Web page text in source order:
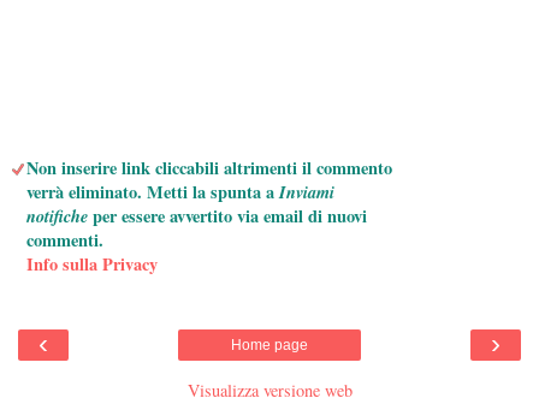
Non inserire link cliccabili altrimenti il commento
verrà eliminato. Metti la spunta aInviami
notificheper essere avvertito via email di nuovi
commenti.
Info sulla Privacy
‹ ›
Home page
Visualizza versione web